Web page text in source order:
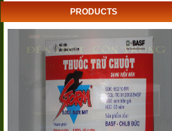
PRODUCTS